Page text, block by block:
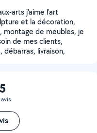
arts j'aime l'art
et la décoration,
montage de meubles, je
de mes clients,
livraison,